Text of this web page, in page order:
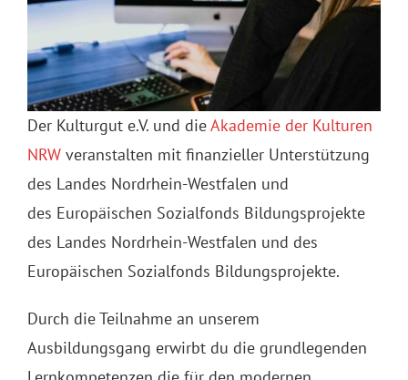
Der Kulturgut e.V. und dieAkademie der Kulturen
NRWveranstalten mit finanzieller Unterstützung
des Landes Nordrhein-Westfalen und
des Europäischen Sozialfonds Bildungsprojekte
des Landes Nordrhein-Westfalen und des
Europäischen Sozialfonds Bildungsprojekte.
Durch die Teilnahme an unserem
Ausbildungsgang erwirbt du die grundlegenden